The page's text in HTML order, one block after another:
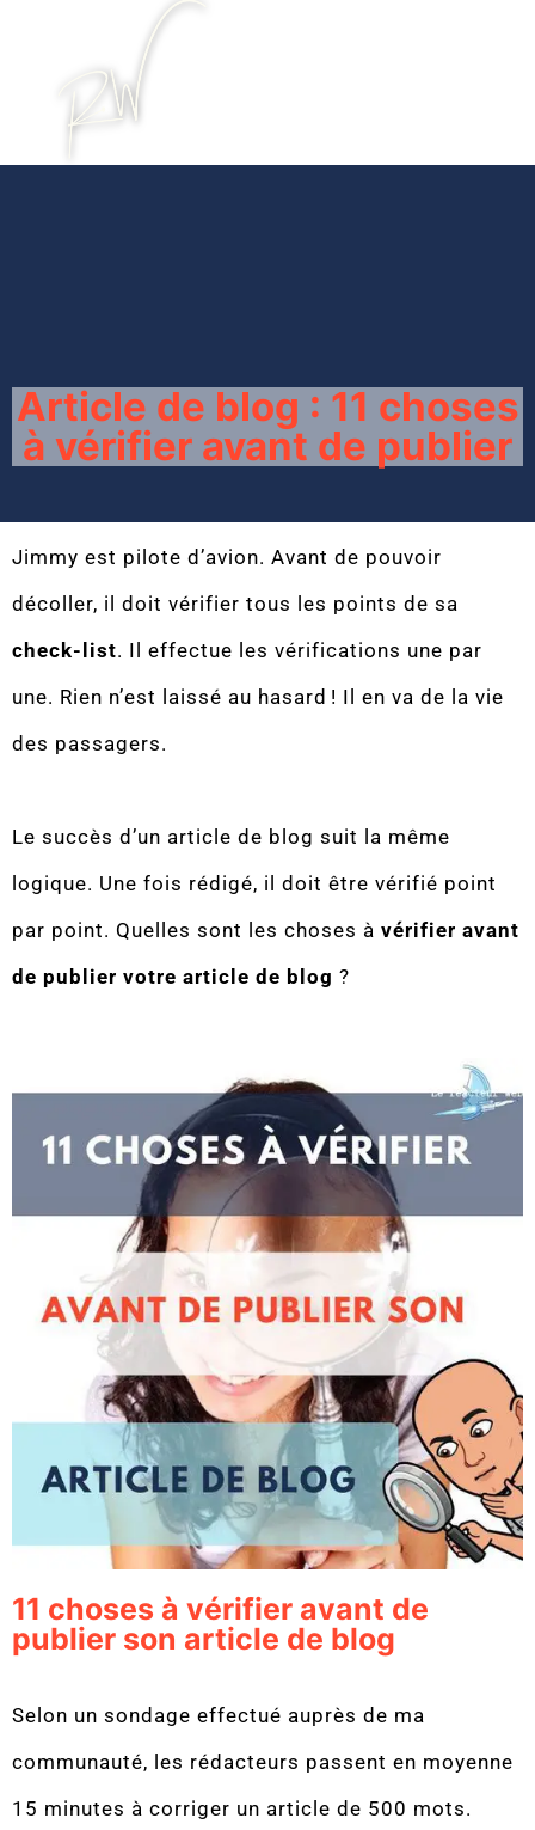
Article de blog : 11 choses
à vérifier avant de publier
Jimmy est pilote d’avion. Avant de pouvoir
décoller, il doit vérifier tous les points de sa
check-list. Il effectue les vérifications une par
une. Rien n’est laissé au hasard ! Il en va de la vie
des passagers.
Le succès d’un article de blog suit la même
logique. Une fois rédigé, il doit être vérifié point
par point. Quelles sont les choses à vérifier avant
de publier votre article de blog ?
11 choses à vérifier avant de
publier son article de blog
Selon un sondage effectué auprès de ma
communauté, les rédacteurs passent en moyenne
15 minutes à corriger un article de 500 mots.